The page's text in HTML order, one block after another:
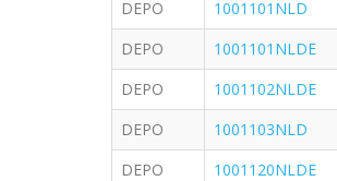
DEPO
1001101NLD
DEPO
1001101NLDE
DEPO
1001102NLDE
DEPO
1001103NLD
DEPO
1001120NLDE